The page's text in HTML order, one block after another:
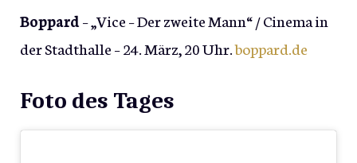
Boppard– „Vice – Der zweite Mann“ / Cinema in
der Stadthalle – 24. März, 20 Uhr.boppard.de
Foto des Tages